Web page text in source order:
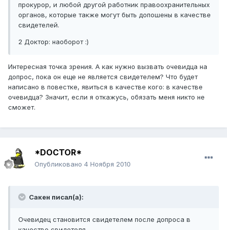
прокурор, и любой другой работник правоохранительных
органов, которые также могут быть допошены в качестве
свидетелей.
2 Доктор: наоборот :)
Интересная точка зрения. А как нужно вызвать очевидца на
допрос, пока он еще не является свидетелем? Что будет
написано в повестке, явиться в качестве кого: в качестве
очевидца? Значит, если я откажусь, обязать меня никто не
сможет.
*DOCTOR*
Опубликовано 4 Ноября 2010
Сакен писал(а):
Очевидец становится свидетелем после допроса в